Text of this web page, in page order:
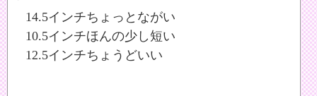
14.5インチちょっとながい
10.5インチほんの少し短い
12.5インチちょうどいい